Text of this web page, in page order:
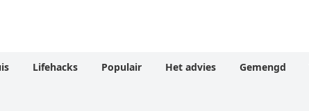
Lifehacks Populair Het advies Gemengd